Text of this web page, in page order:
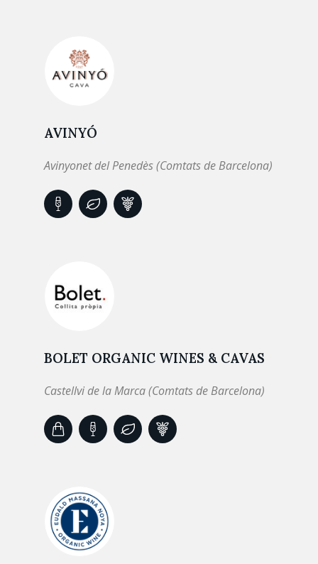
AVINYÓ
Avinyonet del Penedès (Comtats de Barcelona)
BOLET ORGANIC WINES & CAVAS
Castellvi de la Marca (Comtats de Barcelona)